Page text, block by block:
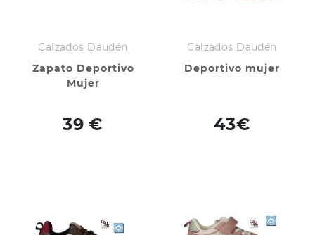
Calzados Daudén
Zapato Deportivo
Mujer
39 €
Calzados Daudén
Deportivo mujer
43€